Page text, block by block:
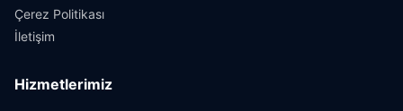
Çerez Politikası
İletişim
Hizmetlerimiz